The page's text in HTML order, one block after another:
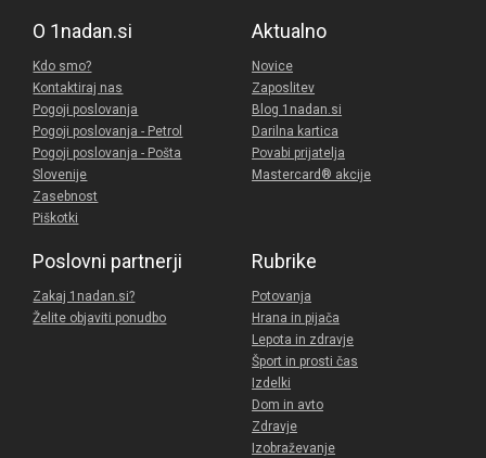
O 1nadan.si
Kdo smo?
Kontaktiraj nas
Pogoji poslovanja
Pogoji poslovanja - Petrol
Pogoji poslovanja - Pošta
Slovenije
Zasebnost
Piškotki
Aktualno
Novice
Zaposlitev
Blog 1nadan.si
Darilna kartica
Povabi prijatelja
Mastercard® akcije
Poslovni partnerji
Zakaj 1nadan.si?
Želite objaviti ponudbo
Rubrike
Potovanja
Hrana in pijača
Lepota in zdravje
Šport in prosti čas
Izdelki
Dom in avto
Zdravje
Izobraževanje